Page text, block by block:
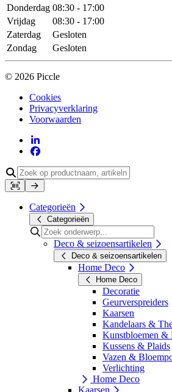
Donderdag 08:30 - 17:00
Vrijdag
08:30 - 17:00
Zaterdag
Gesloten
Zondag
Gesloten
© 2026 Piccle
Cookies
Privacyverklaring
Voorwaarden
Categorieën
Categorieën
Deco & seizoensartikelen
Deco & seizoensartikelen
Home Deco
Home Deco
Decoratie
Geurverspreiders
Kaarsen
Kandelaars &
Kunstbloemen &
Kussens & Plaids
Vazen &
Verlichting
Home Deco
Kaarsen